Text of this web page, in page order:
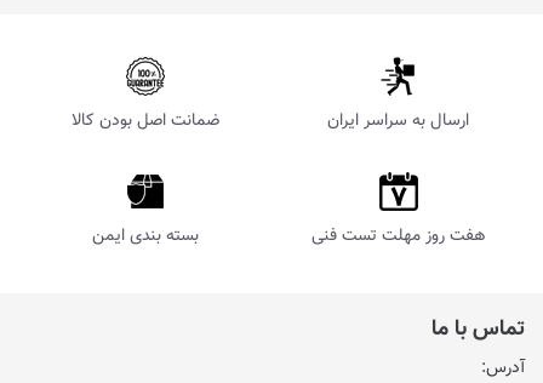
ارسال به سراسر ایران ضمانت اصل بودن کالا
هفت روز مهلت تست فنی بسته بندی ایمن
تماس با ما
آدرس: